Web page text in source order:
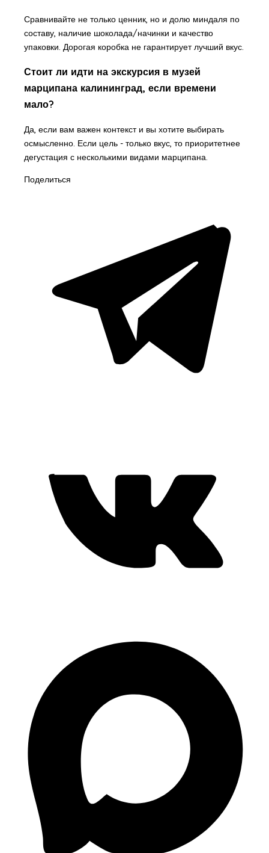
Сравнивайте не только ценник, но и долю миндаля по
составу, наличие шоколада/начинки и качество
упаковки. Дорогая коробка не гарантирует лучший вкус.
Стоит ли идти на экскурсия в музей
марципана калининград, если времени
мало?
Да, если вам важен контекст и вы хотите выбирать
осмысленно. Если цель - только вкус, то приоритетнее
дегустация с несколькими видами марципана.
Поделиться